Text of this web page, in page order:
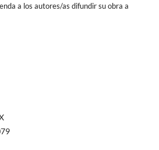
a los autores/as difundir su obra a